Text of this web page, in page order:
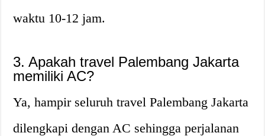
waktu 10-12 jam.
3. Apakah travel Palembang Jakarta
memiliki AC?
Ya, hampir seluruh travel Palembang Jakarta
dilengkapi dengan AC sehingga perjalanan